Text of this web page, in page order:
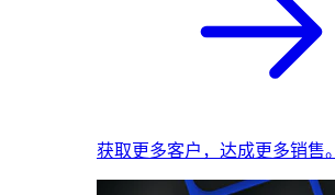
获取更多客户，达成更多销售。